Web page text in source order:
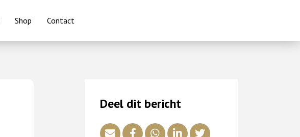
Shop Contact
Deel dit bericht